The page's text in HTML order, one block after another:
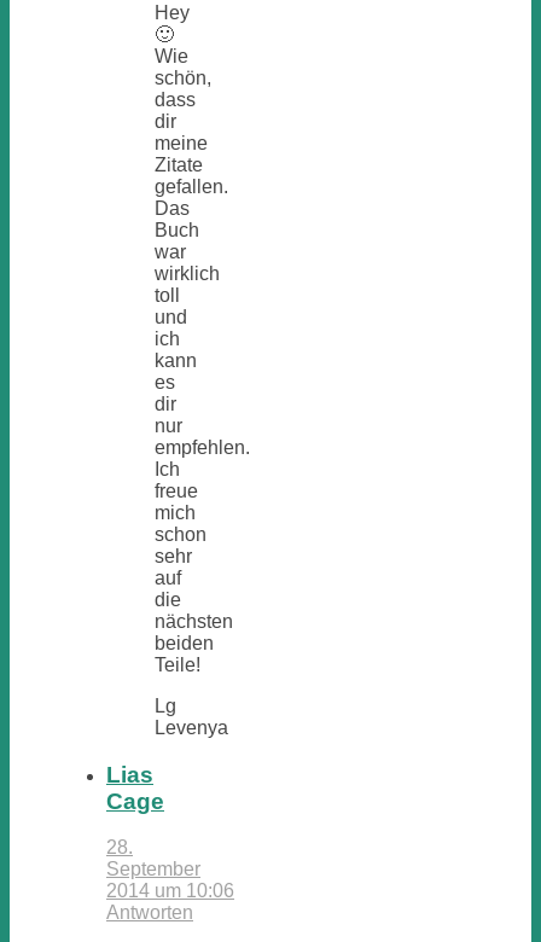
Hey
🙂
Wie
schön,
dass
dir
meine
Zitate
gefallen.
Das
Buch
war
wirklich
toll
und
ich
kann
es
dir
nur
empfehlen.
Ich
freue
mich
schon
sehr
auf
die
nächsten
beiden
Teile!
Lg
Levenya
Lias
Cage
28.
September
2014 um 10:06
Antworten